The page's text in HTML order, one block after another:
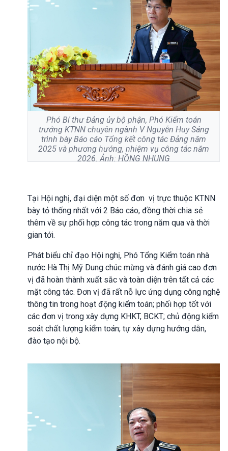
Phó Bí thư Đảng ủy bộ phận, Phó Kiểm toán
trưởng KTNN chuyên ngành V Nguyễn Huy Sáng
trình bày Báo cáo Tổng kết công tác Đảng năm
2025 và phương hướng, nhiệm vụ công tác năm
2026. Ảnh: HỒNG NHUNG
Tại Hội nghị, đại diện một số đơn vị trực thuộc KTNN
bày tỏ thống nhất với 2 Báo cáo, đồng thời chia sẻ
thêm về sự phối hợp công tác trong năm qua và thời
gian tới.
Phát biểu chỉ đạo Hội nghị, Phó Tổng Kiểm toán nhà
nước Hà Thị Mỹ Dung chúc mừng và đánh giá cao đơn
vị đã hoàn thành xuất sắc và toàn diện trên tất cả các
mặt công tác. Đơn vị đã rất nỗ lực ứng dụng công nghệ
thông tin trong hoạt động kiểm toán; phối hợp tốt với
các đơn vị trong xây dựng KHKT, BCKT; chủ động kiểm
soát chất lượng kiểm toán; tự xây dựng hướng dẫn,
đào tạo nội bộ.